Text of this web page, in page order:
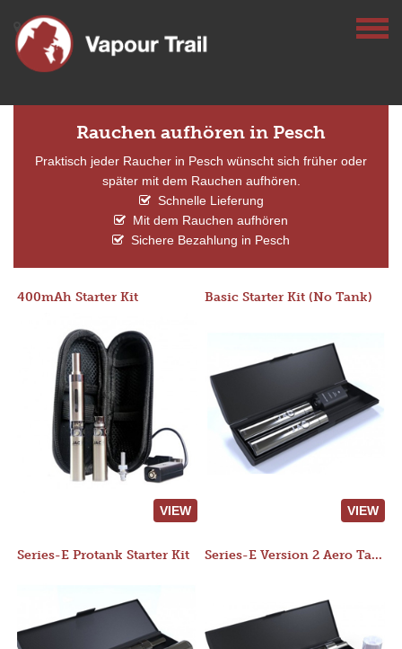
Rauchen aufhören in Pesch
Praktisch jeder Raucher in Pesch wünscht sich früher oder
später mit dem Rauchen aufhören.
Schnelle Lieferung
Mit dem Rauchen aufhören
Sichere Bezahlung in Pesch
400mAh Starter Kit
VIEW
Basic Starter Kit (No Tank)
VIEW
Series-E Protank Starter Kit Series-E Version 2 Aero Tank Starter Kit